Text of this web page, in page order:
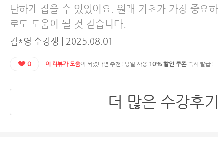
탄하게 잡을 수 있었어요. 원래 기초가 가장 중요
로도 도움이 될 것 같습니다.
김*영 수강생 | 2025.08.01
0 이 리뷰가 도움이 되었다면 추천! 당일 사용 10% 할인 쿠폰즉시 발급!
더 많은 수강후